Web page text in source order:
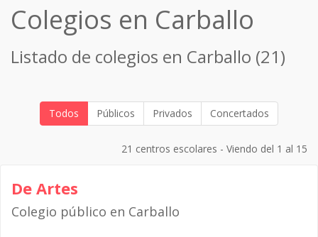
Colegios en Carballo
Listado de colegios en Carballo (21)
Todos Públicos Privados Concertados
21 centros escolares - Viendo del 1 al 15
De Artes
Colegio público en Carballo